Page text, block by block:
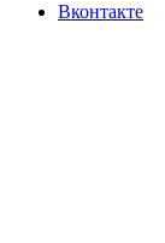
Вконтакте